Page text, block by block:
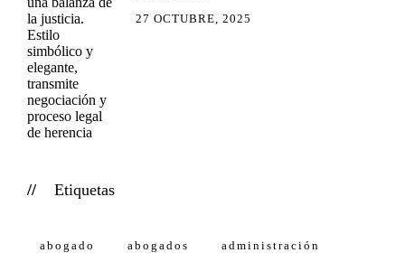
27 OCTUBRE, 2025
Etiquetas
abogado abogados administración